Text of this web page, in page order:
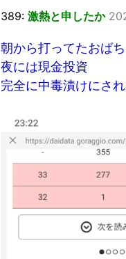
389: 激熱と申したか
朝から打ってたおば
夜には現金投資
完全に中毒漬けにさ